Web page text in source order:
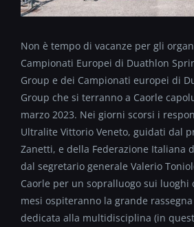
Non è tempo di vacanze per gli
Campionati Europei di Duathlon
Group e dei Campionati europei di
Group che si terranno a Caorle
marzo 2023. Nei giorni scorsi i
Ultralite Vittorio Veneto, guidati dal
Zanetti, e della Federazione Italiana
dal segretario generale Valerio
Caorle per un sopralluogo sui luoghi
mesi ospiteranno la grande
dedicata alla multidisciplina (in